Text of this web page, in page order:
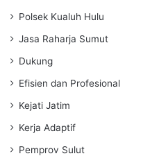
Polsek Kualuh Hulu
Jasa Raharja Sumut
Dukung
Efisien dan Profesional
Kejati Jatim
Kerja Adaptif
Pemprov Sulut